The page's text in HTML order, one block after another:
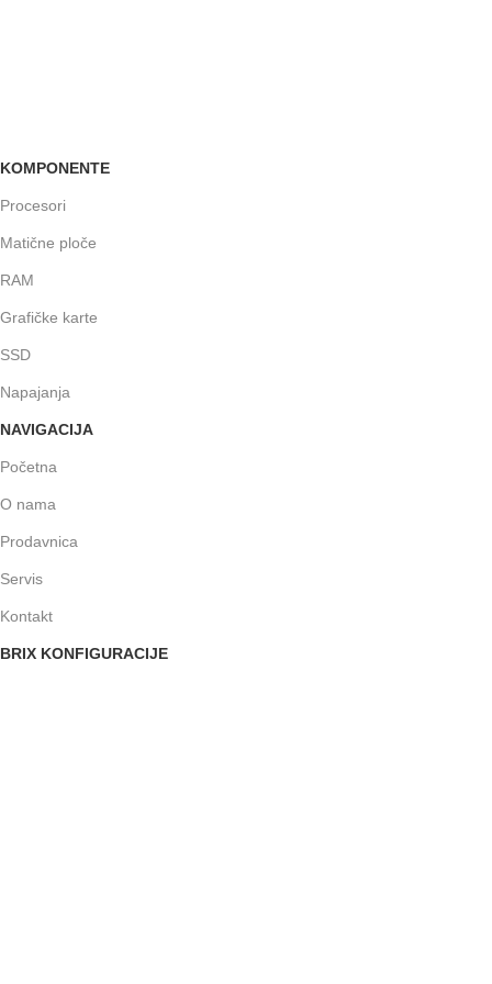
KOMPONENTE
Procesori
Matične ploče
RAM
Grafičke karte
SSD
Napajanja
NAVIGACIJA
Početna
O nama
Prodavnica
Servis
Kontakt
BRIX KONFIGURACIJE